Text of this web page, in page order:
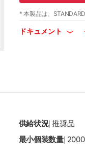
* 本製品は、
ドキュメント
供給状況|推奨品
最小個装数量| 2000